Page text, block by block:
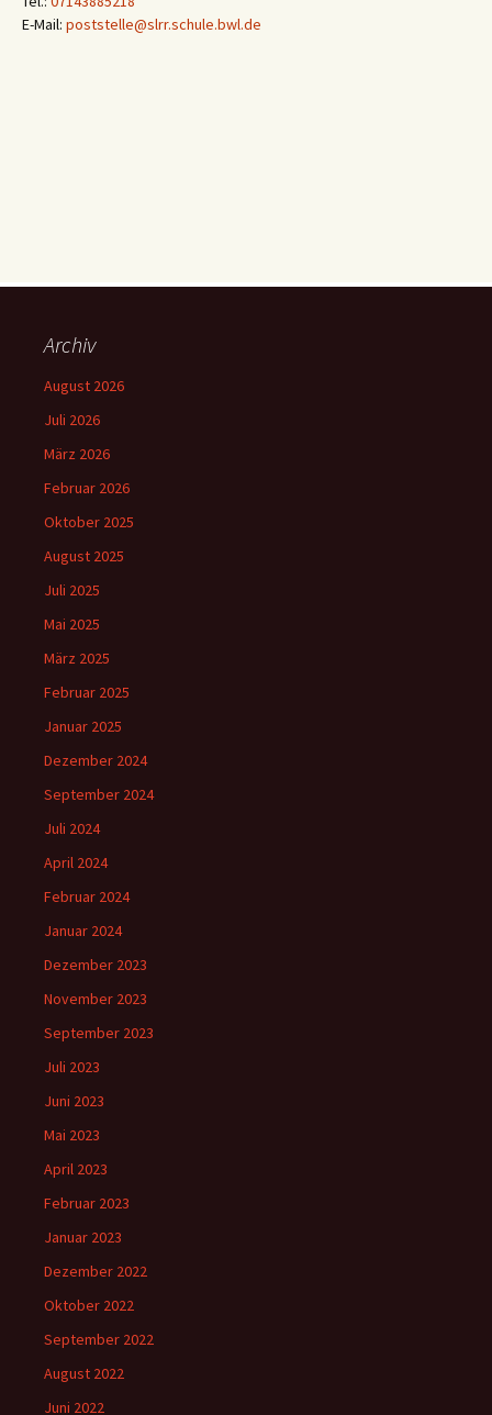
E-Mail: poststelle@slrr.schule.bwl.de
Archiv
August 2026
Juli 2026
März 2026
Februar 2026
Oktober 2025
August 2025
Juli 2025
Mai 2025
März 2025
Februar 2025
Januar 2025
Dezember 2024
September 2024
Juli 2024
April 2024
Februar 2024
Januar 2024
Dezember 2023
November 2023
September 2023
Juli 2023
Juni 2023
Mai 2023
April 2023
Februar 2023
Januar 2023
Dezember 2022
Oktober 2022
September 2022
August 2022
Juni 2022